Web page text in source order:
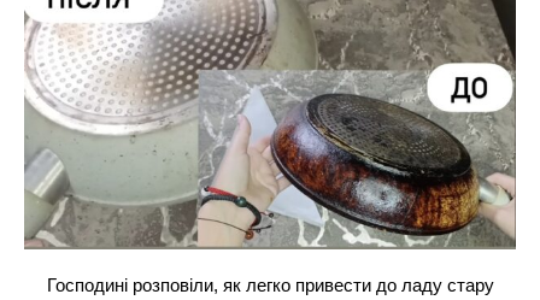
Господині розповіли, як легко привести до ладу стару